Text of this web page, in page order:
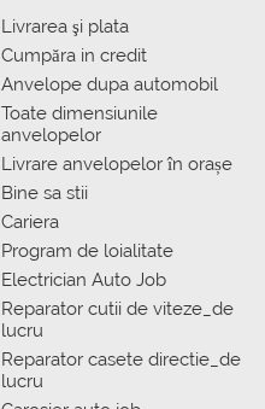
Livrarea şi plata
Сumpăra in credit
Anvelope dupa automobil
Toate dimensiunile
anvelopelor
Livrare anvelopelor în orașe
Bine sa stii
Cariera
Program de loialitate
Electrician Auto Job
Reparator cutii de viteze_de
lucru
Reparator casete directie_de
lucru